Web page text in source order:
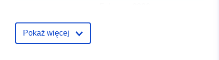
Pokaż więcej